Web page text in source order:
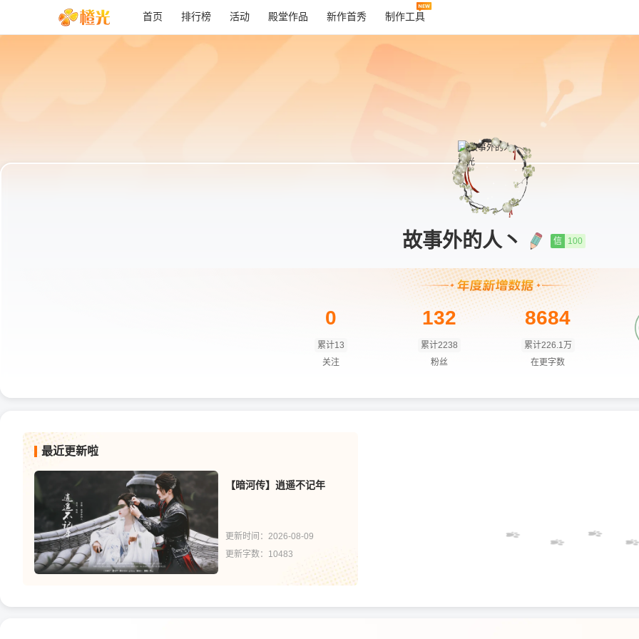
首页 排行榜 活动 殿堂作品 新作首秀 制作工具
故事外的人丶 信 100
0
累计13
关注
132
累计2238
粉丝
8684
累计226.1万
在更字数
最近更新啦
【暗河传】逍遥不记年
更新时间：2026-08-09
更新字数：10483